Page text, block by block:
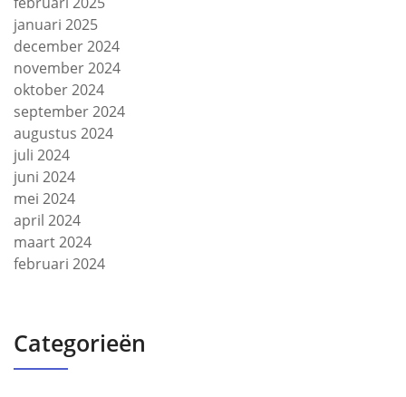
januari 2025
december 2024
november 2024
oktober 2024
september 2024
augustus 2024
juli 2024
juni 2024
mei 2024
april 2024
maart 2024
februari 2024
Categorieën